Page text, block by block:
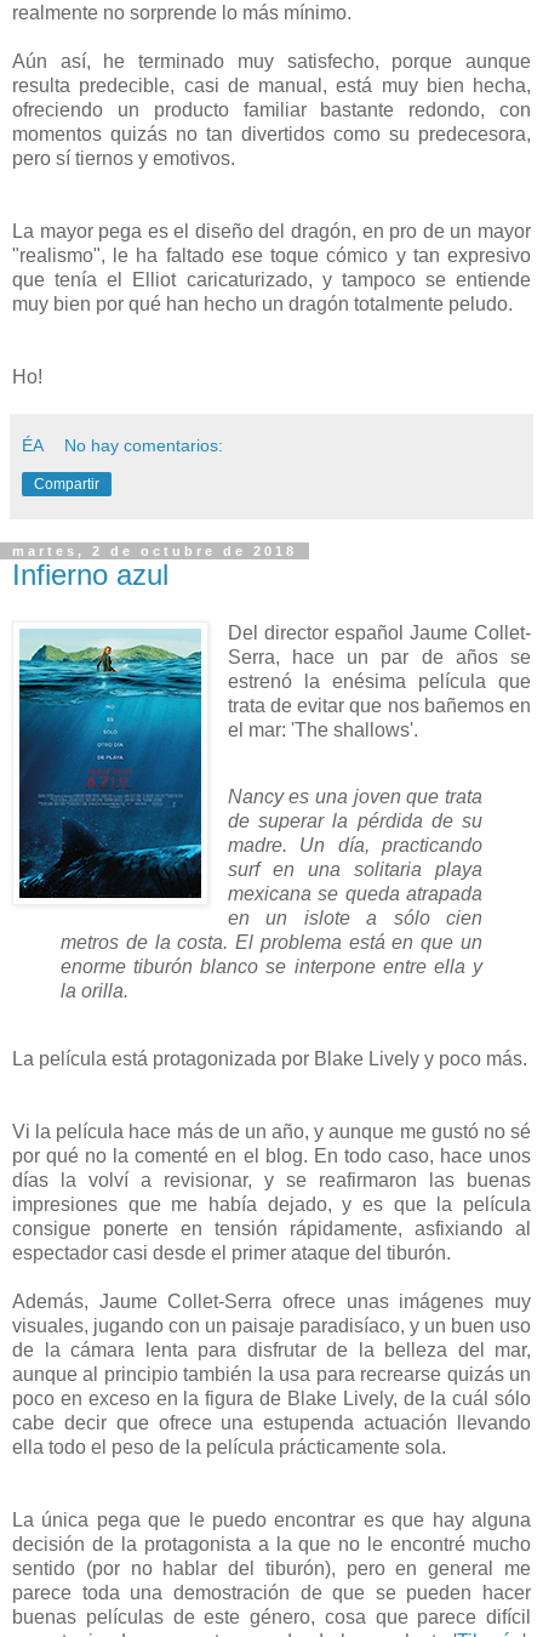
realmente no sorprende lo más mínimo.
Aún así, he terminado muy satisfecho, porque aunque
resulta predecible, casi de manual, está muy bien hecha,
ofreciendo un producto familiar bastante redondo, con
momentos quizás no tan divertidos como su predecesora,
pero sí tiernos y emotivos.
La mayor pega es el diseño del dragón, en pro de un mayor
"realismo", le ha faltado ese toque cómico y tan expresivo
que tenía el Elliot caricaturizado, y tampoco se entiende
muy bien por qué han hecho un dragón totalmente peludo.
Ho!
ÉA No hay comentarios:
Compartir
martes, 2 de octubre de 2018
Infierno azul
Del director español Jaume Collet-
Serra, hace un par de años se
estrenó la enésima película que
trata de evitar que nos bañemos en
el mar: 'The shallows'.
Nancy es una joven que trata
de superar la pérdida de su
madre. Un día, practicando
surf en una solitaria playa
mexicana se queda atrapada
en un islote a sólo cien
metros de la costa. El problema está en que un
enorme tiburón blanco se interpone entre ella y
la orilla.
La película está protagonizada por Blake Lively y poco más.
Vi la película hace más de un año, y aunque me gustó no sé
por qué no la comenté en el blog. En todo caso, hace unos
días la volví a revisionar, y se reafirmaron las buenas
impresiones que me había dejado, y es que la película
consigue ponerte en tensión rápidamente, asfixiando al
espectador casi desde el primer ataque del tiburón.
Además, Jaume Collet-Serra ofrece unas imágenes muy
visuales, jugando con un paisaje paradisíaco, y un buen uso
de la cámara lenta para disfrutar de la belleza del mar,
aunque al principio también la usa para recrearse quizás un
poco en exceso en la figura de Blake Lively, de la cuál sólo
cabe decir que ofrece una estupenda actuación llevando
ella todo el peso de la película prácticamente sola.
La única pega que le puedo encontrar es que hay alguna
decisión de la protagonista a la que no le encontré mucho
sentido (por no hablar del tiburón), pero en general me
parece toda una demostración de que se pueden hacer
buenas películas de este género, cosa que parece difícil